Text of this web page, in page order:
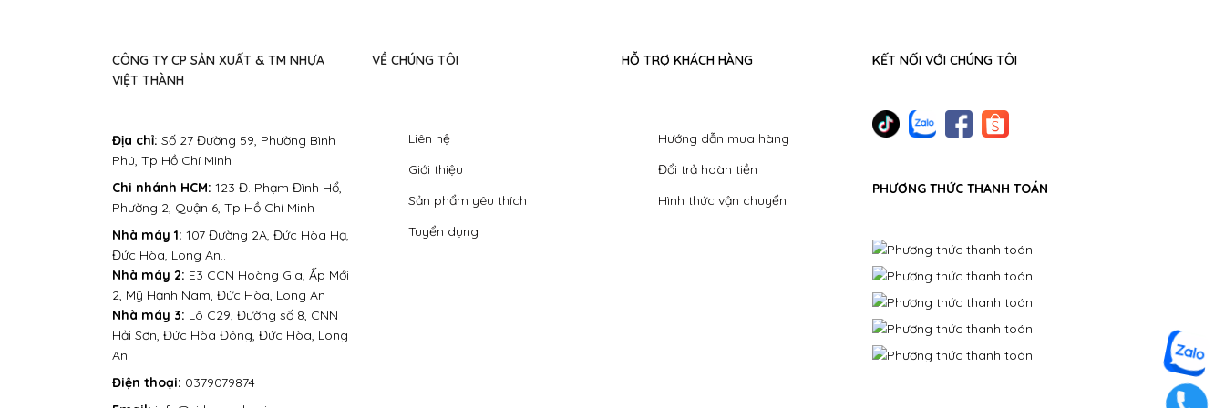
VỀ CHÚNG TÔI
Liên hệ
Giới thiệu
Sản phẩm yêu thích
Tuyển dụng
HỖ TRỢ KHÁCH HÀNG
Hướng dẫn mua hàng
Đổi trả hoàn tiền
Hình thức vận chuyển
KẾT NỐI VỚI CHÚNG TÔI
PHƯƠNG THỨC THANH TOÁN
Địa chỉ: Số 27 Đường 59, Phường Bình
Phú, Tp Hồ Chí Minh
Điện thoại: 0379079874
CÔNG TY CP SẢN XUẤT & TM NHỰA
VIỆT THÀNH
Nhà máy 1: 107 Đường 2A, Đức Hòa Hạ,
Đức Hòa, Long An..
Nhà máy 2: E3 CCN Hoàng Gia, Ấp Mới
2, Mỹ Hạnh Nam, Đức Hòa, Long An
Nhà máy 3: Lô C29, Đường số 8, CNN
Hải Sơn, Đức Hòa Đông, Đức Hòa, Long
An.
Chi nhánh HCM: 123 Đ. Phạm Đình Hổ,
Phường 2, Quận 6, Tp Hồ Chí Minh